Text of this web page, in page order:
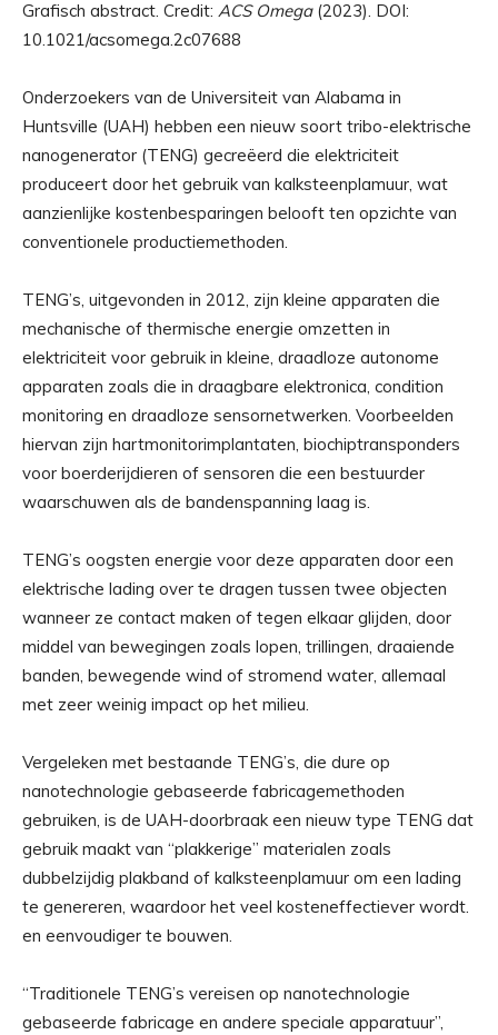
Grafisch abstract. Credit: ACS Omega(2023). DOI:
10.1021/acsomega.2c07688
Onderzoekers van de Universiteit van Alabama in
Huntsville (UAH) hebben een nieuw soort tribo-elektrische
nanogenerator (TENG) gecreëerd die elektriciteit
produceert door het gebruik van kalksteenplamuur, wat
aanzienlijke kostenbesparingen belooft ten opzichte van
conventionele productiemethoden.
TENG’s, uitgevonden in 2012, zijn kleine apparaten die
mechanische of thermische energie omzetten in
elektriciteit voor gebruik in kleine, draadloze autonome
apparaten zoals die in draagbare elektronica, condition
monitoring en draadloze sensornetwerken. Voorbeelden
hiervan zijn hartmonitorimplantaten, biochiptransponders
voor boerderijdieren of sensoren die een bestuurder
waarschuwen als de bandenspanning laag is.
TENG’s oogsten energie voor deze apparaten door een
elektrische lading over te dragen tussen twee objecten
wanneer ze contact maken of tegen elkaar glijden, door
middel van bewegingen zoals lopen, trillingen, draaiende
banden, bewegende wind of stromend water, allemaal
met zeer weinig impact op het milieu.
Vergeleken met bestaande TENG’s, die dure op
nanotechnologie gebaseerde fabricagemethoden
gebruiken, is de UAH-doorbraak een nieuw type TENG dat
gebruik maakt van “plakkerige” materialen zoals
dubbelzijdig plakband of kalksteenplamuur om een ​​lading
te genereren, waardoor het veel kosteneffectiever wordt.
en eenvoudiger te bouwen.
“Traditionele TENG’s vereisen op nanotechnologie
gebaseerde fabricage en andere speciale apparatuur”,